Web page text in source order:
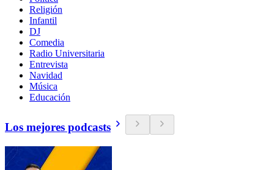
Religión
Infantil
DJ
Comedia
Radio Universitaria
Entrevista
Navidad
Música
Educación
Los mejores podcasts